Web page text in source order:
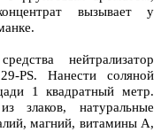
вызывает у
нейтрализатор
PS. Нанести соляной
1 квадратный метр.
злаков, натуральные
магний, витамины А,